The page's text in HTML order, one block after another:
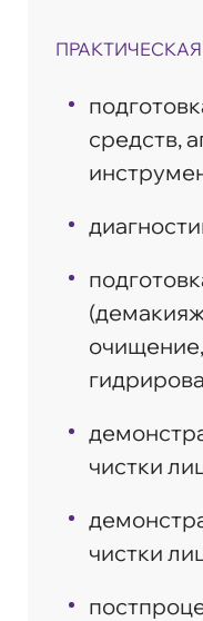
средств,
чистки
чистки